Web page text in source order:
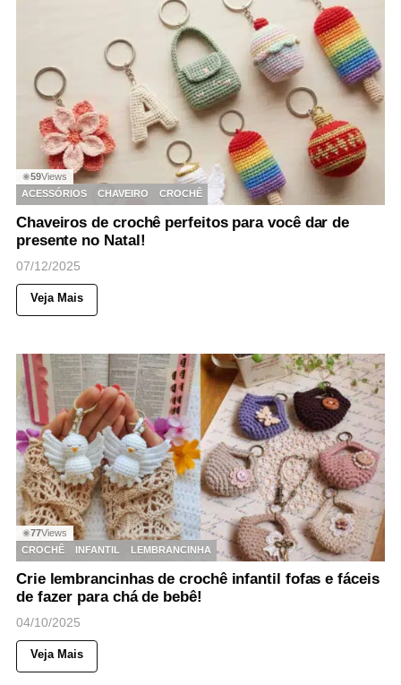
◉59Views
ACESSÓRIOS
CHAVEIRO CROCHÊ
Chaveiros de crochê perfeitos para você dar de
presente no Natal!
07/12/2025
Veja Mais
◉77Views
CROCHÊ
INFANTIL LEMBRANCINHA
Crie lembrancinhas de crochê infantil fofas e fáceis
de fazer para chá de bebê!
04/10/2025
Veja Mais